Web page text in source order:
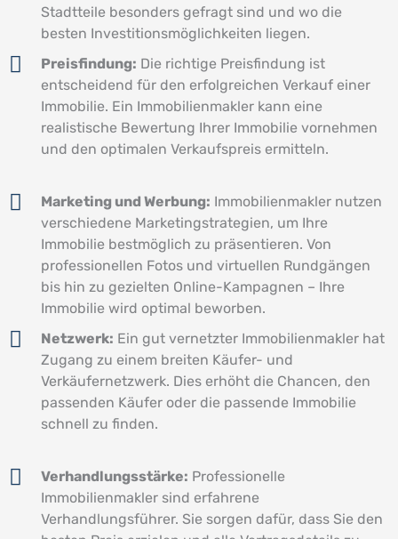
Stadtteile besonders gefragt sind und wo die
besten Investitionsmöglichkeiten liegen.
Preisfindung: Die richtige Preisfindung ist
entscheidend für den erfolgreichen Verkauf einer
Immobilie. Ein Immobilienmakler kann eine
realistische Bewertung Ihrer Immobilie vornehmen
und den optimalen Verkaufspreis ermitteln.
Marketing und Werbung: Immobilienmakler nutzen
verschiedene Marketingstrategien, um Ihre
Immobilie bestmöglich zu präsentieren. Von
professionellen Fotos und virtuellen Rundgängen
bis hin zu gezielten Online-Kampagnen – Ihre
Immobilie wird optimal beworben.
Netzwerk: Ein gut vernetzter Immobilienmakler hat
Zugang zu einem breiten Käufer- und
Verkäufernetzwerk. Dies erhöht die Chancen, den
passenden Käufer oder die passende Immobilie
schnell zu finden.
Verhandlungsstärke: Professionelle
Immobilienmakler sind erfahrene
Verhandlungsführer. Sie sorgen dafür, dass Sie den